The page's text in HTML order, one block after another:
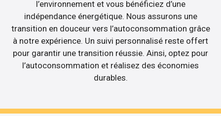
l’environnement et vous bénéficiez d’une
indépendance énergétique. Nous assurons une
transition en douceur vers l’autoconsommation grâce
à notre expérience. Un suivi personnalisé reste offert
pour garantir une transition réussie. Ainsi, optez pour
l’autoconsommation et réalisez des économies
durables.